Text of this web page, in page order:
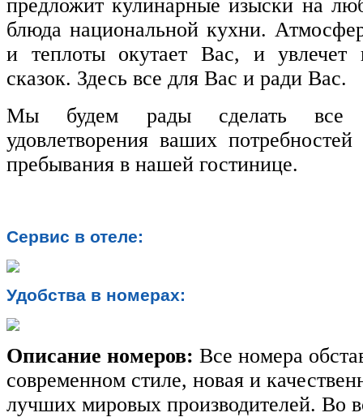
предложит кулинарные изыски на
блюда национальной кухни.
и теплоты окутает Вас, и увлечет
сказок. Здесь все для Вас и ради Вас.
Мы будем рады сделать все
удовлетворения ваших
пребывания в нашей гостинице.
Сервис в отеле:
Удобства в номерах:
Описание номеров: Все номера
современном стиле, новая и
лучших мировых производителей. Во